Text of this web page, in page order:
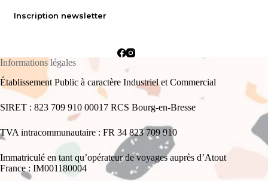
Inscription newsletter
Informations légales
Établissement Public à caractère Industriel et Commercial
SIRET : 823 709 910 00017 RCS Bourg-en-Bresse
TVA intracommunautaire : FR 34 823 709 910
Immatriculé en tant qu’opérateur de voyages auprès d’Atout
France : IM001180004